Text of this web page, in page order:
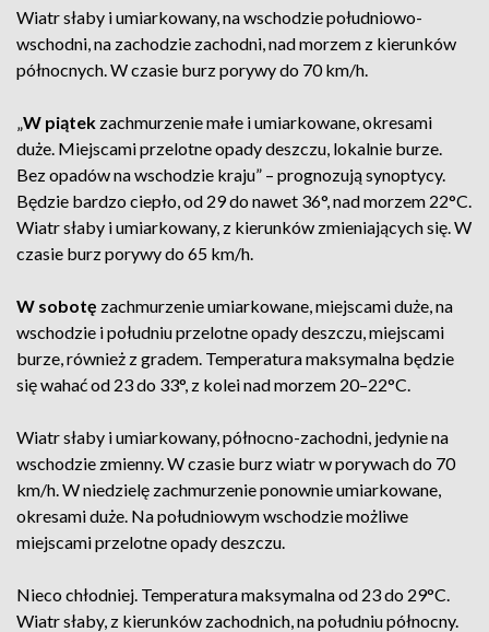
Wiatr słaby i umiarkowany, na wschodzie południowo-
wschodni, na zachodzie zachodni, nad morzem z kierunków
północnych. W czasie burz porywy do 70 km/h.
„W piątek zachmurzenie małe i umiarkowane, okresami
duże. Miejscami przelotne opady deszczu, lokalnie burze.
Bez opadów na wschodzie kraju” – prognozują synoptycy.
Będzie bardzo ciepło, od 29 do nawet 36°, nad morzem 22°C.
Wiatr słaby i umiarkowany, z kierunków zmieniających się. W
czasie burz porywy do 65 km/h.
W sobotę zachmurzenie umiarkowane, miejscami duże, na
wschodzie i południu przelotne opady deszczu, miejscami
burze, również z gradem. Temperatura maksymalna będzie
się wahać od 23 do 33°, z kolei nad morzem 20–22°C.
Wiatr słaby i umiarkowany, północno-zachodni, jedynie na
wschodzie zmienny. W czasie burz wiatr w porywach do 70
km/h. W niedzielę zachmurzenie ponownie umiarkowane,
okresami duże. Na południowym wschodzie możliwe
miejscami przelotne opady deszczu.
Nieco chłodniej. Temperatura maksymalna od 23 do 29°C.
Wiatr słaby, z kierunków zachodnich, na południu północny.